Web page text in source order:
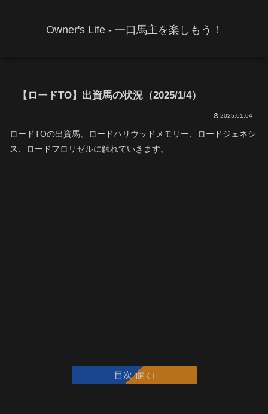
Owner's Life - 一口馬主を楽しもう！
【ロードTO】出資馬の状況（2025/1/4）
2025.01.04
ロードTOの出資馬、ロードハリウッドメモリー、ロードジェネシ
ス、ロードフロリゼルに触れていきます。
目次